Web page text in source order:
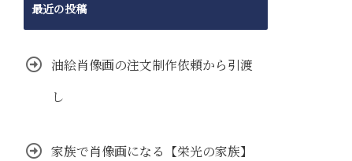
最近の投稿
油絵肖像画の注文制作依頼から引渡
し
家族で肖像画になる【栄光の家族】